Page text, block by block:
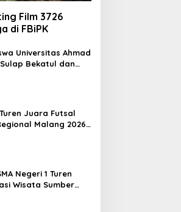
Film 3726
di FBiPK
Universitas Ahmad
Bekatul dan
Turen Juara Futsal
Malang 2026,
Negeri 1 Turen
Wisata Sumber